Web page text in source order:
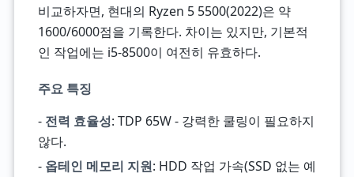
비교하자면, 현대의 Ryzen 5 5500(2022)은 약
1600/6000점을 기록한다. 차이는 있지만, 기본적
인 작업에는 i5-8500이 여전히 유효하다.
주요 특징
- 전력 효율성: TDP 65W - 강력한 쿨링이 필요하지
않다.
- 옵테인 메모리 지원: HDD 작업 가속(SSD 없는 예